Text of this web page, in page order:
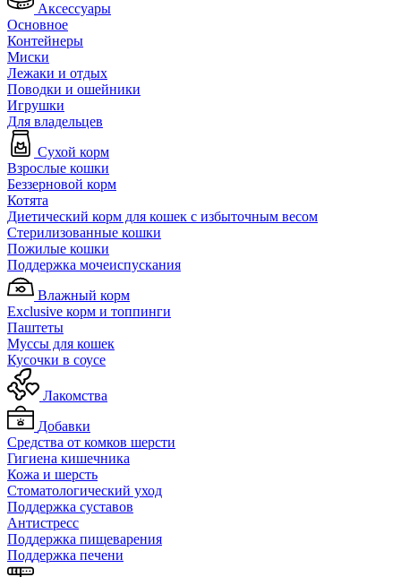
Аксессуары
Основное
Контейнеры
Миски
Лежаки и отдых
Поводки и ошейники
Игрушки
Для владельцев
Сухой корм
Взрослые кошки
Беззерновой корм
Котята
Диетический корм для кошек с избыточным весом
Стерилизованные кошки
Пожилые кошки
Поддержка мочеиспускания
Влажный корм
Exclusive корм и топпинги
Паштеты
Муссы для кошек
Кусочки в соусе
Лакомства
Добавки
Средства от комков шерсти
Гигиена кишечника
Кожа и шерсть
Cтоматологический уход
Поддержка суставов
Антистресс
Поддержка пищеварения
Поддержка печени